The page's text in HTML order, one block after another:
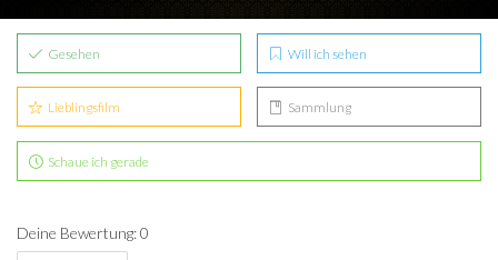
Gesehen Will ich sehen
Lieblingsfilm Sammlung
Schaue ich gerade
Deine Bewertung: 0